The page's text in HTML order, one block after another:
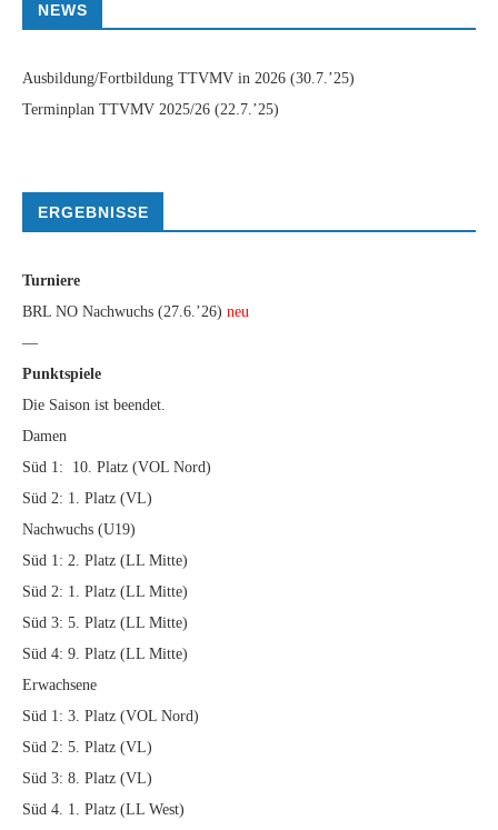
NEWS
Ausbildung/Fortbildung TTVMV in 2026 (30.7.’25)
Terminplan TTVMV 2025/26 (22.7.’25)
ERGEBNISSE
Turniere
BRL NO Nachwuchs (27.6.’26) neu
—
Punktspiele
Die Saison ist beendet.
Damen
Süd 1: 10. Platz (VOL Nord)
Süd 2: 1. Platz (VL)
Nachwuchs (U19)
Süd 1: 2. Platz (LL Mitte)
Süd 2: 1. Platz (LL Mitte)
Süd 3: 5. Platz (LL Mitte)
Süd 4: 9. Platz (LL Mitte)
Erwachsene
Süd 1: 3. Platz (VOL Nord)
Süd 2: 5. Platz (VL)
Süd 3: 8. Platz (VL)
Süd 4. 1. Platz (LL West)